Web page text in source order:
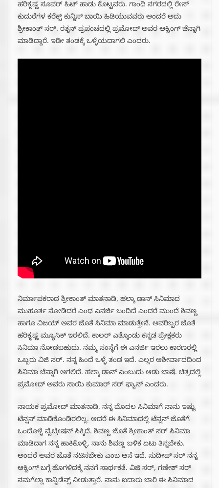
ಹರಿಕೃಷ್ಣ ಸೂಪರ್ ಹಿಟ್ ಹಾಡು ಕೊಟ್ಟವರು. ಗಾಂಧಿ ನಗರದಲ್ಲಿ ರೇಸ್
ಕುದುರೆಗಳ ಕರೆಕ್ಟ್ ಕುನ್ನಿಸ್ ಬಾಯಿ ಹಿಡಿಯುವವರು ಅಂದರೆ ಅದು
ಶ್ರೀಕಾಂತ್ ಸರ್. ರತ್ನನ್ ಪ್ರಪಂಚದಲ್ಲಿ ಪ್ರಮೋದ್ ಅವರ ಆಕ್ಟಿಂಗ್ ಚೆನ್ನಾಗಿ
ಮಾಡಿದ್ದಾರೆ. ಇಡೀ ತಂಡಕ್ಕೆ ಒಳ್ಳೆಯದಾಗಲಿ ಎಂದರು.
ನಿರ್ಮಾಪಕರಾದ ಶ್ರೀಕಾಂತ್ ಮಾತನಾಡಿ, ಹಲ್ಕಾ ಡಾನ್ ಸಿನಿಮಾದ
ಮುಹೂರ್ತ ನೋಡಿದರೆ ಎಂಥ ಎನರ್ಜಿ ಬಂದಿದೆ ಎಂದರೆ ಮುಂದೆ ಶಿವಣ್ಣ
ಹಾಗೂ ವಿಜಯ್ ಅವರ ಜೊತೆ ಸಿನಿಮಾ ಮಾಡುತ್ತೇನೆ. ಅವರಿಬ್ಬರ ಜೊತೆ
ಹರಿಕೃಷ್ಣ ಮ್ಯೂಸಿಕ್ ಇರಲಿದೆ. ಕಾಲರ್ ಎತ್ಕೊಂಡು ಕನ್ನಡ ಪ್ರೇಕ್ಷಕರು
ಸಿನಿಮಾ ನೋಡಬಹುದು. ನಮ್ಮ ಸಂಸ್ಥೆಗೆ ಈ ಎನರ್ಜಿ ಇರಲು ಕಾರಣರಲ್ಲಿ
ಒಬ್ಬರು ವಿಜಿ ಸರ್. ನನ್ನ ಹಿಂದೆ ಒಳ್ಳೆ ತಂಡ ಇದೆ. ಎಲ್ಲರ ಆಶೀರ್ವಾದದಿಂದ
ಸಿನಿಮಾ ಚೆನ್ನಾಗಿ ಆಗಲಿದೆ. ಹಲ್ಕಾ ಡಾನ್ ಎಂಬುದು ಆಡು ಭಾಷೆ. ಚಿತ್ರದಲ್ಲಿ
ಪ್ರಮೋದ್ ಅವರು ಸಾಯಿ ಕುಮಾರ್ ಸರ್ ಫ್ಯಾನ್ ಎಂದರು.
ನಾಯಕ ಪ್ರಮೋದ್ ಮಾತನಾಡಿ, ನನ್ನ ಮೊದಲ ಸಿನಿಮಾಗೆ ನಾನು ಇಷ್ಟು
ಟೆನ್ಷನ್ ಮಾಡಿಕೊಂಡಿರಲಿಲ್ಲ. ಆದರೆ ಈ ಸಿನಿಮಾದಲ್ಲಿ ಟೆನ್ಷನ್ ಜೊತೆಗೆ
ಒಂದೊಳ್ಳೆ ವೈಬ್ರೇಷನ್ ಸಿಕ್ಕಿದೆ. ಶಿವಣ್ಣ ಜೊತೆ ಶ್ರೀಕಾಂತ್ ಸರ್ ಸಿನಿಮಾ
ಮಾಡಿದಾಗ ನನ್ನ ಹಾಕಿಕೊಳ್ಳಿ. ನಾನು ಶಿವಣ್ಣ ಬಳಿಕ ಏಟು ತಿನ್ನಬೇಕು.
ಅಂದರೆ ಅವರ ಜೊತೆ ನಟಿಸಬೇಕು ಎಂಬ ಆಸೆ ಇದೆ. ಸುದೀಪ್ ಸರ್ ನನ್ನ
ಆಕ್ಟಿಂಗ್ ಬಗ್ಗೆ ಹೊಗಳಿದಕ್ಕೆ ನನಗೆ ಸಾರ್ಥಕತೆ. ವಿಜಿ ಸರ್, ಗಣೇಶ್ ಸರ್
ನಮಗೆಲ್ಲಾ ಕಾನ್ಫಿಡೆನ್ಸ್ ನೀಡುತ್ತಾರೆ. ನಾನು ಐದಾರು ಬಾರಿ ಈ ಸಿನಿಮಾದ